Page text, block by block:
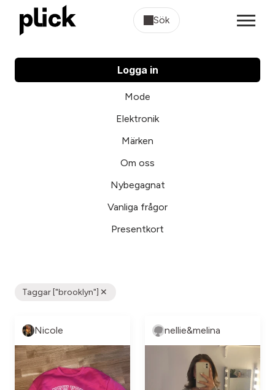
Sök
Logga in
Mode
Elektronik
Märken
Om oss
Nybegagnat
Vanliga frågor
Presentkort
Taggar ["brooklyn"]
Nicole nellie&melina